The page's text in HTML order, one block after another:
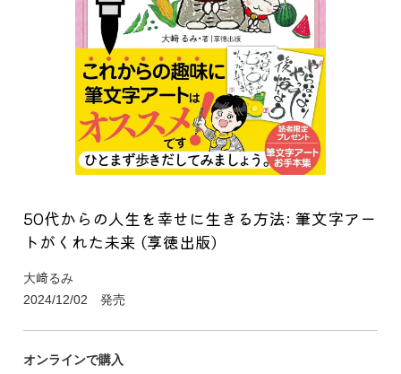
50代からの人生を幸せに生きる方法: 筆文字アー
トがくれた未来 (享徳出版)
大﨑るみ
2024/12/02 発売
オンラインで購入